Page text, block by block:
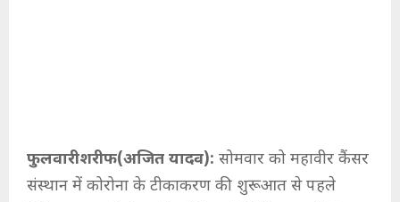
फुलवारीशरीफ(अजित यादव): सोमवार को महावीर कैंसर
संस्थान में कोरोना के टीकाकरण की शुरूआत से पहले